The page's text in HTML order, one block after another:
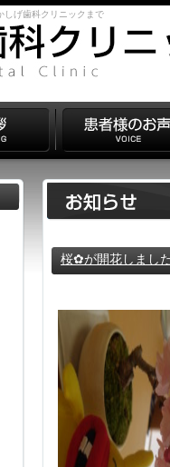
しげ歯科クリニックまで
桜✿が開花しまし